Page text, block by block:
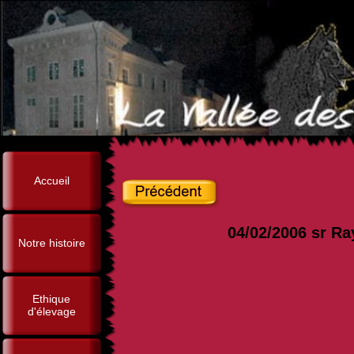
Accueil
Notre histoire
Ethique
d'élevage
04/02/2006 sr